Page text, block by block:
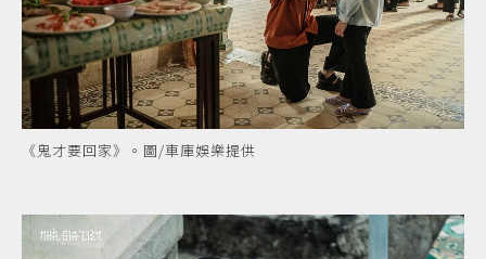
《鬼才要回家》。圖/車庫娛樂提供